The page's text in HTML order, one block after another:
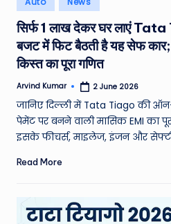
e
a
t
er
,
T
e
h
in
सिर्फ 1 लाख देकर घर लाएं
बजट में फिट बैठती है यह सेफ
किस्त का पूरा गणित
Posted
Arvind Kumar 2 June 2026
जानिए दिल्ली में Tata Tiago की
पेमेंट पर बनने वाली मासिक EMI का
इसके फीचर्स, माइलेज, इंजन और सेफ्टी
Read More